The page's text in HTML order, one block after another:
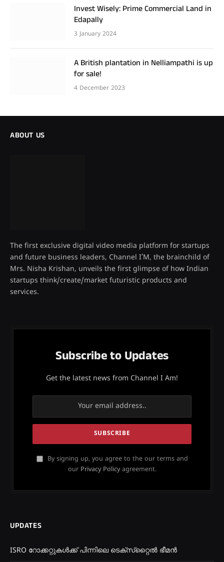
Invest Wisely: Prime Commercial Land in
Edapally
3 January 2024
A British plantation in Nelliampathi is up
for sale!
4 December 2023
ABOUT US
The first exclusive digital video media platform for startups
and future business leaders, Channel I’M, the brainchild of
Mrs. Nisha Krishan, unveils the first glimpse of how Indian
startups think/create/market futuristic products and
services.
Subscribe to Updates
Get the latest news from Channel I Am!
By signing up, you agree to the our terms and
our Privacy Policyagreement.
UPDATES
ISRO റോക്കറ്റുകൾക്ക് പിന്നിലെ ടെക്‌സ്‌റ്റൈൽ ഭീമൻ